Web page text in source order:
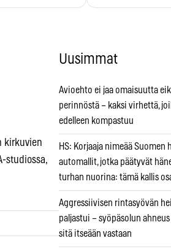
kirkuvien
studiossa,
Uusimmat
Avioehto ei jaa omaisuutta
perinnöstä – kaksi virhettä,
edelleen kompastuu
HS: Korjaaja nimeää
automallit, jotka päätyvät
turhan nuorina: tämä kallis
Aggressiivisen rintasyövän
paljastui – syöpäsolun
sitä itseään vastaan